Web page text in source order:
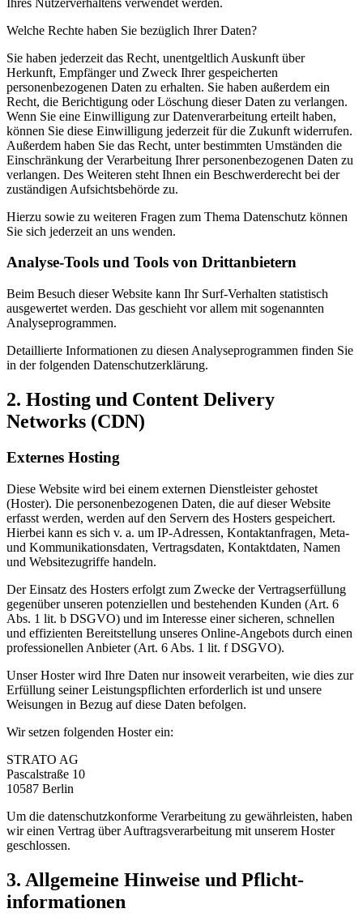
Welche Rechte haben Sie bezüglich Ihrer Daten?
Sie haben jederzeit das Recht, unentgeltlich Auskunft über
Herkunft, Empfänger und Zweck Ihrer gespeicherten
personenbezogenen Daten zu erhalten. Sie haben außerdem ein
Recht, die Berichtigung oder Löschung dieser Daten zu verlangen.
Wenn Sie eine Einwilligung zur Datenverarbeitung erteilt haben,
können Sie diese Einwilligung jederzeit für die Zukunft widerrufen.
Außerdem haben Sie das Recht, unter bestimmten Umständen die
Einschränkung der Verarbeitung Ihrer personenbezogenen Daten zu
verlangen. Des Weiteren steht Ihnen ein Beschwerderecht bei der
zuständigen Aufsichtsbehörde zu.
Hierzu sowie zu weiteren Fragen zum Thema Datenschutz können
Sie sich jederzeit an uns wenden.
Analyse-Tools und Tools von Dritt­anbietern
Beim Besuch dieser Website kann Ihr Surf-Verhalten statistisch
ausgewertet werden. Das geschieht vor allem mit sogenannten
Analyseprogrammen.
Detaillierte Informationen zu diesen Analyseprogrammen finden Sie
in der folgenden Datenschutzerklärung.
2. Hosting und Content Delivery
Networks (CDN)
Externes Hosting
Diese Website wird bei einem externen Dienstleister gehostet
(Hoster). Die personenbezogenen Daten, die auf dieser Website
erfasst werden, werden auf den Servern des Hosters gespeichert.
Hierbei kann es sich v. a. um IP-Adressen, Kontaktanfragen, Meta-
und Kommunikationsdaten, Vertragsdaten, Kontaktdaten, Namen
und Websitezugriffe handeln.
Der Einsatz des Hosters erfolgt zum Zwecke der Vertragserfüllung
gegenüber unseren potenziellen und bestehenden Kunden (Art. 6
Abs. 1 lit. b DSGVO) und im Interesse einer sicheren, schnellen
und effizienten Bereitstellung unseres Online-Angebots durch einen
professionellen Anbieter (Art. 6 Abs. 1 lit. f DSGVO).
Unser Hoster wird Ihre Daten nur insoweit verarbeiten, wie dies zur
Erfüllung seiner Leistungspflichten erforderlich ist und unsere
Weisungen in Bezug auf diese Daten befolgen.
Wir setzen folgenden Hoster ein:
STRATO AG
Pascalstraße 10
10587 Berlin
Um die datenschutzkonforme Verarbeitung zu gewährleisten, haben
wir einen Vertrag über Auftragsverarbeitung mit unserem Hoster
geschlossen.
3. Allgemeine Hinweise und Pflicht­
informationen